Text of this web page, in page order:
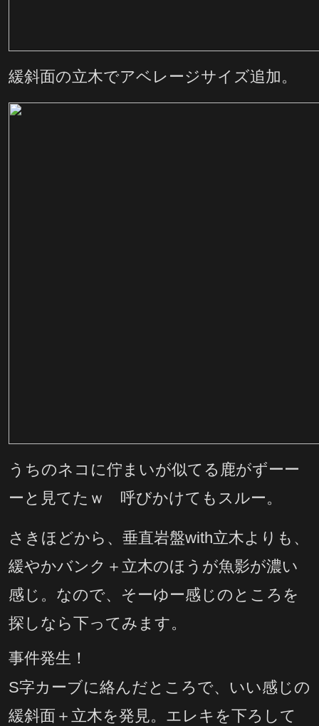
緩斜面の立木でアベレージサイズ追加。
うちのネコに佇まいが似てる鹿がずーー
ーと見てたｗ 呼びかけてもスルー。
さきほどから、垂直岩盤with立木よりも、
緩やかバンク＋立木のほうが魚影が濃い
感じ。なので、そーゆー感じのところを
探しなら下ってみます。
事件発生！
S字カーブに絡んだところで、いい感じの
緩斜面＋立木を発見。エレキを下ろして